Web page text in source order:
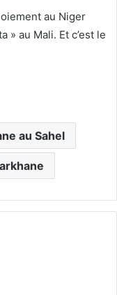
au Niger
» au Mali. Et c’est le
au Sahel